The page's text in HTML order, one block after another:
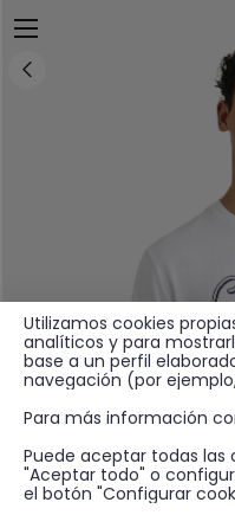
Utilizamos cookies
analíticos y para
base a un perfil
navegación (por
Para más información
Puede aceptar todas las
"Aceptar todo" o
el botón "Configurar